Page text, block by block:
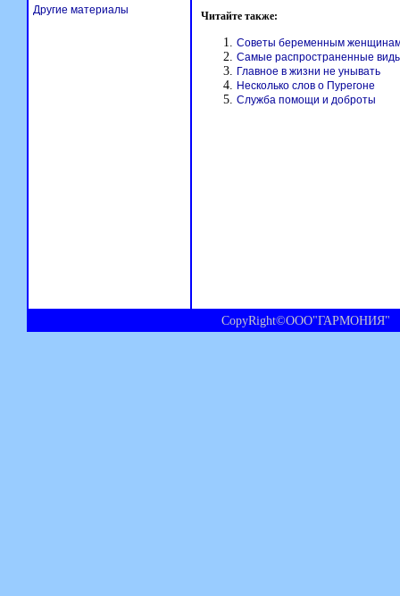
Читайте также:
Советы беременным
Самые распространенные
Главное в жизни не унывать
Несколько слов о Пурегоне
Служба помощи и доброты
Другие материалы